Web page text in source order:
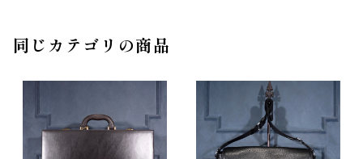
同じカテゴリの商品